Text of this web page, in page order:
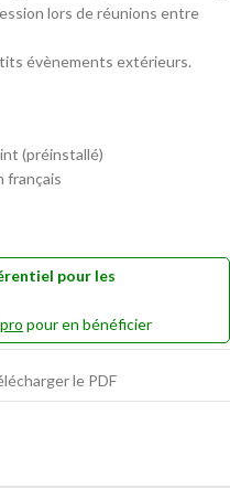
lors de réunions entre
évènements extérieurs.
(préinstallé)
français
pour les
pour en bénéficier
le PDF